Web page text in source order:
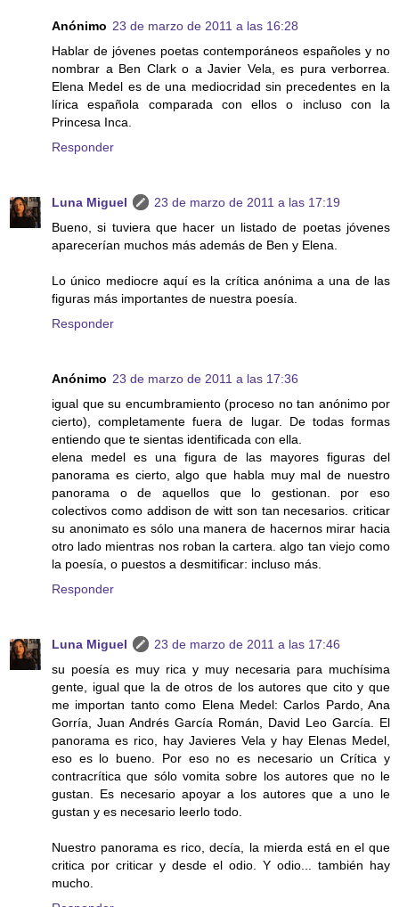
Anónimo 23 de marzo de 2011 a las 16:28
Hablar de jóvenes poetas contemporáneos españoles y no
nombrar a Ben Clark o a Javier Vela, es pura verborrea.
Elena Medel es de una mediocridad sin precedentes en la
lírica española comparada con ellos o incluso con la
Princesa Inca.
Responder
Luna Miguel
23 de marzo de 2011 a las 17:19
Bueno, si tuviera que hacer un listado de poetas jóvenes
aparecerían muchos más además de Ben y Elena.
Lo único mediocre aquí es la crítica anónima a una de las
figuras más importantes de nuestra poesía.
Responder
Anónimo 23 de marzo de 2011 a las 17:36
igual que su encumbramiento (proceso no tan anónimo por
cierto), completamente fuera de lugar. De todas formas
entiendo que te sientas identificada con ella.
elena medel es una figura de las mayores figuras del
panorama es cierto, algo que habla muy mal de nuestro
panorama o de aquellos que lo gestionan. por eso
colectivos como addison de witt son tan necesarios. criticar
su anonimato es sólo una manera de hacernos mirar hacia
otro lado mientras nos roban la cartera. algo tan viejo como
la poesía, o puestos a desmitificar: incluso más.
Responder
Luna Miguel
23 de marzo de 2011 a las 17:46
su poesía es muy rica y muy necesaria para muchísima
gente, igual que la de otros de los autores que cito y que
me importan tanto como Elena Medel: Carlos Pardo, Ana
Gorría, Juan Andrés García Román, David Leo García. El
panorama es rico, hay Javieres Vela y hay Elenas Medel,
eso es lo bueno. Por eso no es necesario un Crítica y
contracrítica que sólo vomita sobre los autores que no le
gustan. Es necesario apoyar a los autores que a uno le
gustan y es necesario leerlo todo.
Nuestro panorama es rico, decía, la mierda está en el que
critica por criticar y desde el odio. Y odio... también hay
mucho.